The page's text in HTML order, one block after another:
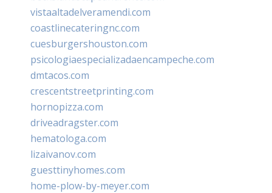
vistaaltadelveramendi.com
coastlinecateringnc.com
cuesburgershouston.com
psicologiaespecializadaencampeche.com
dmtacos.com
crescentstreetprinting.com
hornopizza.com
driveadragster.com
hematologa.com
lizaivanov.com
guesttinyhomes.com
home-plow-by-meyer.com